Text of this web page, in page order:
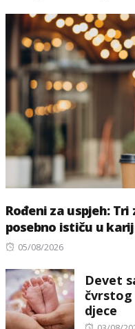
Rođeni za uspjeh:
posebno ističu u
Posted
05/08/2026
Devet
čvrstog
djece